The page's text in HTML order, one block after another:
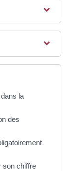
la
des
son chiffre